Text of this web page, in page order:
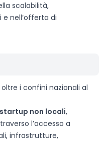
scalabilità,
nell’offerta di
i confini nazionali al
non locali,
l’accesso a
infrastrutture,